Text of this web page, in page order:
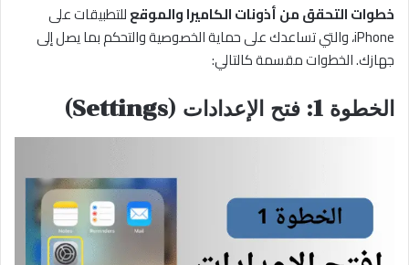
خطوات التحقق من أذونات الكاميرا والموقعللتطبيقات على
iPhone، والتي تساعدك على حماية الخصوصية والتحكم بما يصل إلى
جهازك. الخطوات مقسمة كالتالي:
الخطوة 1: فتح الإعدادات (Settings)